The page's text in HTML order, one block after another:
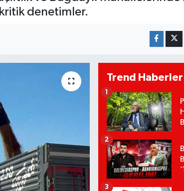
denetimler.
Trend Haberler
1
2
3